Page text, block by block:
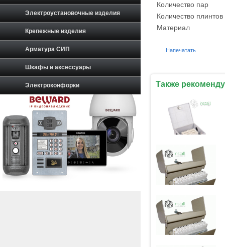
Количество пар
Количество плинтов
Материал
Напечатать
Также
Электроустановочные изделия
Крепежные изделия
Арматура СИП
Шкафы и аксессуары
Электроконфорки